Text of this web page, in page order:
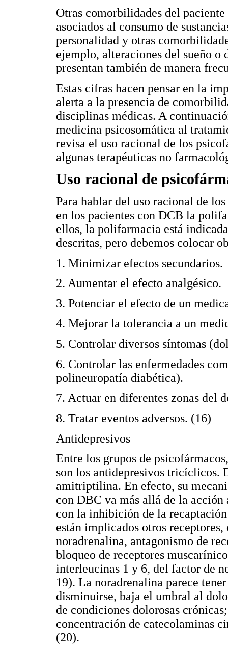
Otras comorbilidades del
asociados al consumo de
personalidad y otras
ejemplo, alteraciones del sueño
presentan también de manera
Estas cifras hacen pensar en la
alerta a la presencia de
disciplinas médicas. A
medicina psicosomática al
revisa el uso racional de los
algunas terapéuticas no
Uso racional de
Para hablar del uso racional de
en los pacientes con DCB la
ellos, la polifarmacia está
descritas, pero debemos colocar
1. Minimizar efectos secundarios.
2. Aumentar el efecto analgésico.
3. Potenciar el efecto de un
4. Mejorar la tolerancia a un
5. Controlar diversos síntomas
6. Controlar las enfermedades
polineuropatía diabética).
7. Actuar en diferentes zonas del
8. Tratar eventos adversos. (16)
Antidepresivos
Entre los grupos de
son los antidepresivos tricíclicos.
amitriptilina. En efecto, su
con DBC va más allá de la
con la inhibición de la
están implicados otros
noradrenalina, antagonismo de
bloqueo de receptores
interleucinas 1 y 6, del factor de
19). La noradrenalina parece
disminuirse, baja el umbral al
de condiciones dolorosas
concentración de catecolaminas
(20).